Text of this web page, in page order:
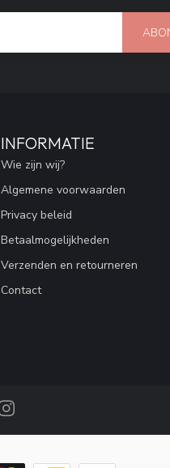
INFORMATIE
Wie zijn wij?
Algemene voorwaarden
Privacy beleid
Betaalmogelijkheden
Verzenden en retourneren
Contact